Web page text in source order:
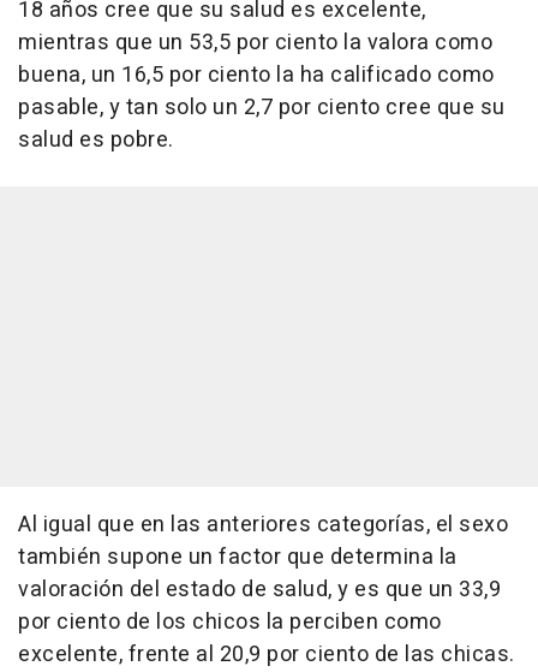
18 años cree que su salud es excelente,
mientras que un 53,5 por ciento la valora como
buena, un 16,5 por ciento la ha calificado como
pasable, y tan solo un 2,7 por ciento cree que su
salud es pobre.
Al igual que en las anteriores categorías, el sexo
también supone un factor que determina la
valoración del estado de salud, y es que un 33,9
por ciento de los chicos la perciben como
excelente, frente al 20,9 por ciento de las chicas.